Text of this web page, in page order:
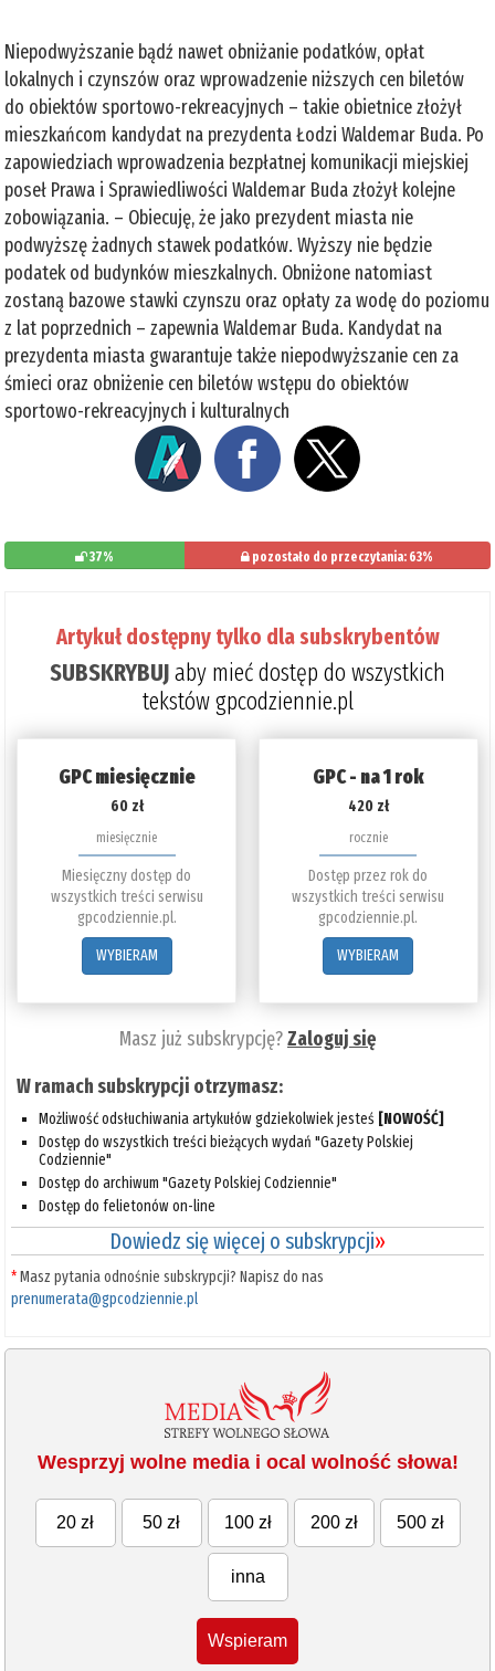
Niepodwyższanie bądź nawet obniżanie podatków, opłat
lokalnych i czynszów oraz wprowadzenie niższych cen biletów
do obiektów sportowo-rekreacyjnych – takie obietnice złożył
mieszkańcom kandydat na prezydenta Łodzi Waldemar Buda. Po
zapowiedziach wprowadzenia bezpłatnej komunikacji miejskiej
poseł Prawa i Sprawiedliwości Waldemar Buda złożył kolejne
zobowiązania. – Obiecuję, że jako prezydent miasta nie
podwyższę żadnych stawek podatków. Wyższy nie będzie
podatek od budynków mieszkalnych. Obniżone natomiast
zostaną bazowe stawki czynszu oraz opłaty za wodę do poziomu
z lat poprzednich – zapewnia Waldemar Buda. Kandydat na
prezydenta miasta gwarantuje także niepodwyższanie cen za
śmieci oraz obniżenie cen biletów wstępu do obiektów
sportowo-rekreacyjnych i kulturalnych
37% pozostało do przeczytania: 63%
Artykuł dostępny tylko dla subskrybentów
SUBSKRYBUJaby mieć dostęp do wszystkich
tekstów gpcodziennie.pl
GPC miesięcznie
60 zł
miesięcznie
Miesięczny dostęp do
wszystkich treści serwisu
gpcodziennie.pl.
WYBIERAM
GPC - na 1 rok
420 zł
rocznie
Dostęp przez rok do
wszystkich treści serwisu
gpcodziennie.pl.
WYBIERAM
Masz już subskrypcję?Zaloguj się
W ramach subskrypcji otrzymasz:
Możliwość odsłuchiwania artykułów gdziekolwiek jesteś [NOWOŚĆ]
Dostęp do wszystkich treści bieżących wydań "Gazety Polskiej
Codziennie"
Dostęp do archiwum "Gazety Polskiej Codziennie"
Dostęp do felietonów on-line
Dowiedz się więcej o subskrypcji»
*Masz pytania odnośnie subskrypcji? Napisz do nas
prenumerata@gpcodziennie.pl
Wesprzyj wolne media i ocal wolność słowa!
20 zł 50 zł 100 zł 200 zł 500 zł
inna
Wspieram